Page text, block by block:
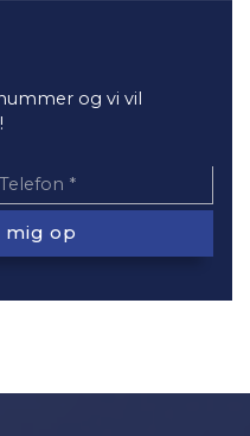
og vi vil